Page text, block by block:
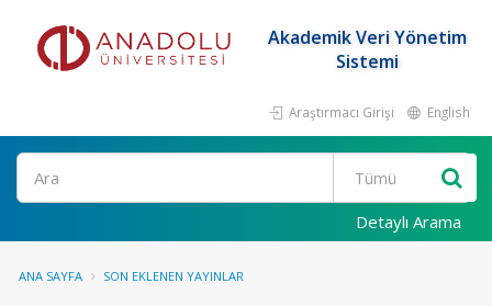
Akademik Veri Yönetim
Sistemi
Araştırmacı Girişi English
Ara
Detaylı Arama
ANA SAYFA SON EKLENEN YAYINLAR